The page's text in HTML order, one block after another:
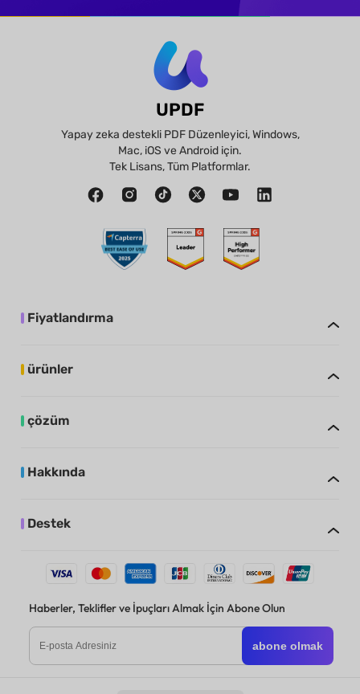
UPDF
Yapay zeka destekli PDF Düzenleyici, Windows,
Mac, iOS ve Android için.
Tek Lisans, Tüm Platformlar.
Fiyatlandırma
ürünler
çözüm
Hakkında
Destek
Haberler, Teklifler ve İpuçları Almak İçin Abone Olun
abone olmak